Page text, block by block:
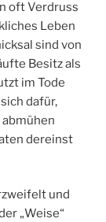
oft Verdruss
Leben
sind von
Besitz als
im Tode
dafür,
dereinst
und
„Weise“